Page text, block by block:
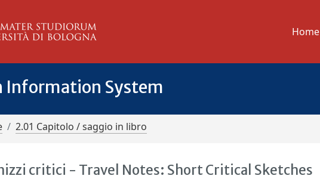
Home
Information System
2.01 Capitolo / saggio in libro
critici - Travel Notes: Short Critical Sketches